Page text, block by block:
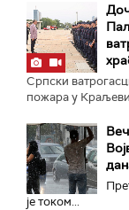
Српски
пожара у
је током...